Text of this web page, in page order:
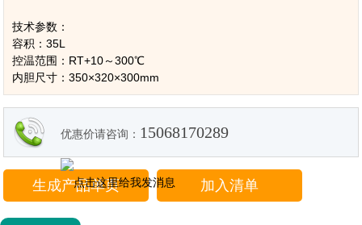
技术参数：
容积：35L
控温范围：RT+10～300℃
内胆尺寸：350×320×300mm
优惠价请咨询： 15068170289
生成产品单页 加入清单